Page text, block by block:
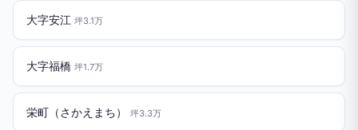
大字安江 坪3.1万
大字福橋 坪1.7万
栄町（さかえまち） 坪3.3万